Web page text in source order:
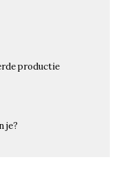
productie
je?